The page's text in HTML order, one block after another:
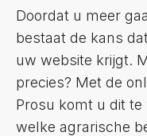
Doordat u meer
bestaat de kans
uw website krijgt.
precies? Met de
Prosu komt u dit
welke agrarische